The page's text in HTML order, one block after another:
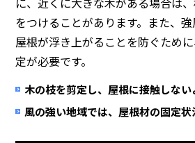
をつけることがあります。また、強
屋根が浮き上がることを防ぐため
定が必要です。
木の枝を剪定し、屋根に接触しない
風の強い地域では、屋根材の固定状